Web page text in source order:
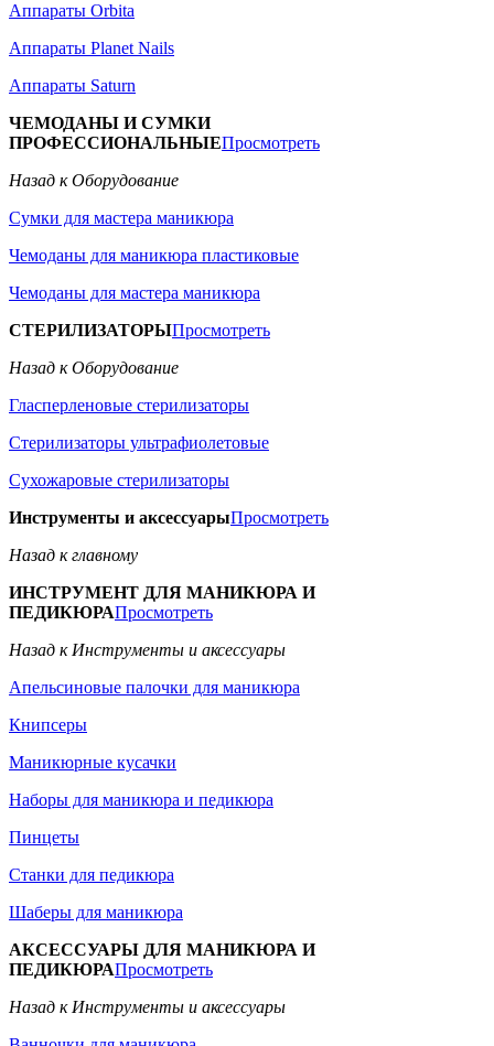
Аппараты Orbita
Аппараты Planet Nails
Аппараты Saturn
ЧЕМОДАНЫ И СУМКИ
ПРОФЕССИОНАЛЬНЫЕПросмотреть
Назад к Оборудование
Сумки для мастера маникюра
Чемоданы для маникюра пластиковые
Чемоданы для мастера маникюра
СТЕРИЛИЗАТОРЫПросмотреть
Назад к Оборудование
Гласперленовые стерилизаторы
Стерилизаторы ультрафиолетовые
Сухожаровые стерилизаторы
Инструменты и аксессуарыПросмотреть
Назад к главному
ИНСТРУМЕНТ ДЛЯ МАНИКЮРА И
ПЕДИКЮРАПросмотреть
Назад к Инструменты и аксессуары
Апельсиновые палочки для маникюра
Книпсеры
Маникюрные кусачки
Наборы для маникюра и педикюра
Пинцеты
Станки для педикюра
Шаберы для маникюра
АКСЕССУАРЫ ДЛЯ МАНИКЮРА И
ПЕДИКЮРАПросмотреть
Назад к Инструменты и аксессуары